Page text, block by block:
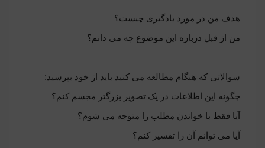
هدف من در مورد یادگیری چیست؟
من از قبل درباره این موضوع چه می دانم؟
سوالاتی که هنگام مطالعه می کنید باید از خود بپرسید:
چگونه این اطلاعات در یک تصویر بزرگتر مجسم کنم؟
آیا فقط با خواندن مطلب را متوجه می شوم؟
آیا می توانم آن را تفسیر کنم؟